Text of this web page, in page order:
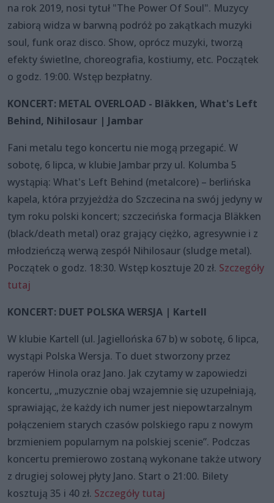
na rok 2019, nosi tytuł "The Power Of Soul". Muzycy
zabiorą widza w barwną podróż po zakątkach muzyki
soul, funk oraz disco. Show, oprócz muzyki, tworzą
efekty świetlne, choreografia, kostiumy, etc. Początek
o godz. 19:00. Wstęp bezpłatny.
KONCERT: METAL OVERLOAD - Bläkken, What's Left
Behind, Nihilosaur | Jambar
Fani metalu tego koncertu nie mogą przegapić. W
sobotę, 6 lipca, w klubie Jambar przy ul. Kolumba 5
wystąpią: What's Left Behind (metalcore) – berlińska
kapela, która przyjeżdża do Szczecina na swój jedyny w
tym roku polski koncert; szczecińska formacja Bläkken
(black/death metal) oraz grający ciężko, agresywnie i z
młodzieńczą werwą zespół Nihilosaur (sludge metal).
Początek o godz. 18:30. Wstęp kosztuje 20 zł. Szczegóły
tutaj
KONCERT: DUET POLSKA WERSJA | Kartell
W klubie Kartell (ul. Jagiellońska 67 b) w sobotę, 6 lipca,
wystąpi Polska Wersja. To duet stworzony przez
raperów Hinola oraz Jano. Jak czytamy w zapowiedzi
koncertu, „muzycznie obaj wzajemnie się uzupełniają,
sprawiając, że każdy ich numer jest niepowtarzalnym
połączeniem starych czasów polskiego rapu z nowym
brzmieniem popularnym na polskiej scenie”. Podczas
koncertu premierowo zostaną wykonane także utwory
z drugiej solowej płyty Jano. Start o 21:00. Bilety
kosztują 35 i 40 zł. Szczegóły tutaj